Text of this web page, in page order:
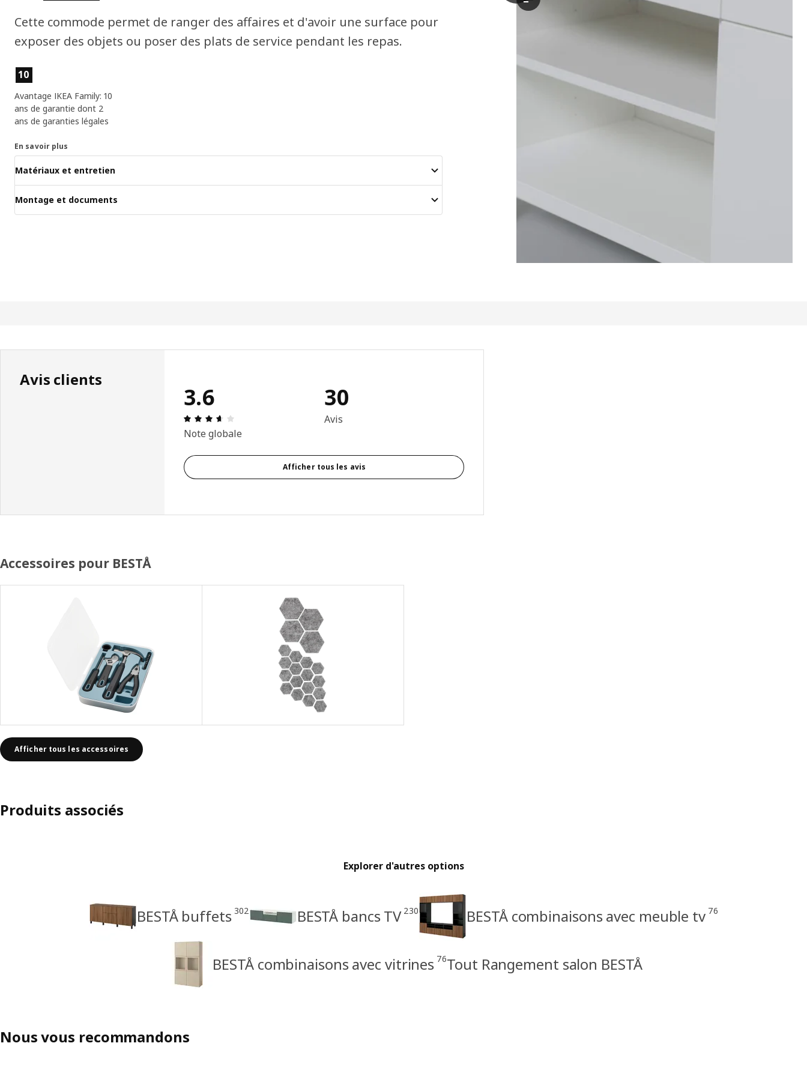
Cette commode permet de ranger des affaires et d'avoir une surface pour
exposer des objets ou poser des plats de service pendant les repas.
Caractéristiques du produit
10
Avantage IKEA Family: 10
ans de garantie dont 2
ans de garanties légales
En savoir plus
Matériaux et entretien
Montage et documents
La vidéo montre une démonstration d’une combinaison de
Avis clients
3.6
Avis: 3.6 sur 5 étoiles Nombre total d'avis: 30
Note globale
30
Avis
Afficher tous les avis
Accessoires pour BESTÅ
Afficher tous les accessoires
Produits associés
Explorer d'autres options
BESTÅ buffets 302 BESTÅ bancs TV 230 BESTÅ combinaisons avec meuble tv 76
BESTÅ combinaisons avec vitrines 76Tout Rangement salon BESTÅ
Nous vous recommandons